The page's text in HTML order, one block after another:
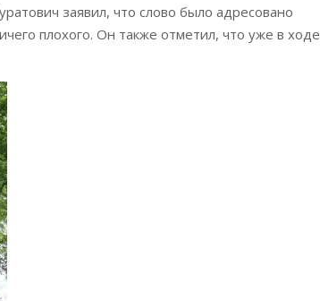
заявил, что слово было адресовано
плохого. Он также отметил, что уже в ходе